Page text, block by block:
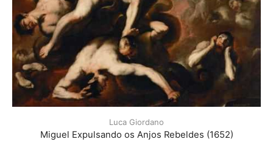
Luca Giordano
Miguel Expulsando os Anjos Rebeldes (1652)